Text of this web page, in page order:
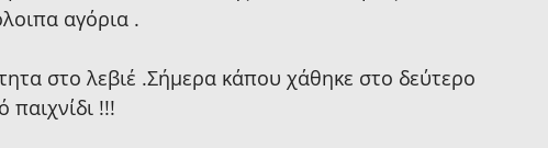
αγόρια .
στο λεβιέ .Σήμερα κάπου χάθηκε στο δεύτερο
παιχνίδι !!!